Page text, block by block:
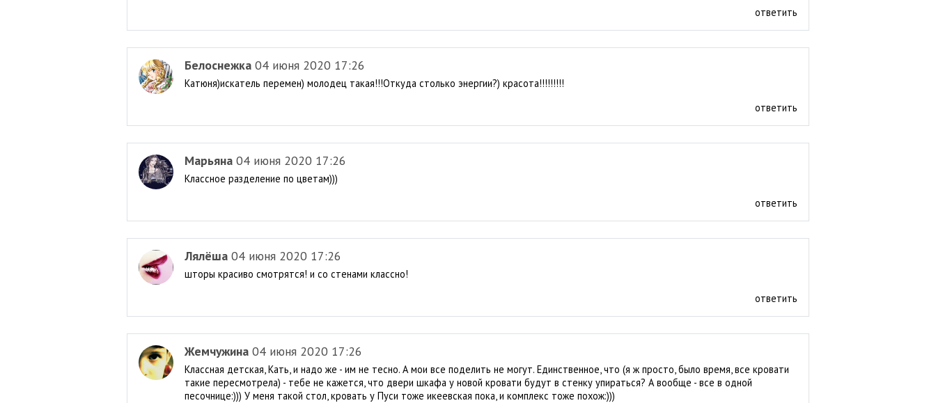
ответить
Белоснежка 04 июня 2020 17:26
Катюня)искатель перемен) молодец такая!!!Откуда столько энергии?) красота!!!!!!!!!
ответить
Марьяна 04 июня 2020 17:26
Классное разделение по цветам)))
ответить
Лялёша 04 июня 2020 17:26
шторы красиво смотрятся! и со стенами классно!
ответить
Жемчужина 04 июня 2020 17:26
Классная детская, Кать, и надо же - им не тесно. А мои все поделить не могут. Единственное, что (я ж просто, было время, все кровати
такие пересмотрела) - тебе не кажется, что двери шкафа у новой кровати будут в стенку упираться? А вообще - все в одной
песочнице:))) У меня такой стол, кровать у Пуси тоже икеевская пока, и комплекс тоже похож:)))